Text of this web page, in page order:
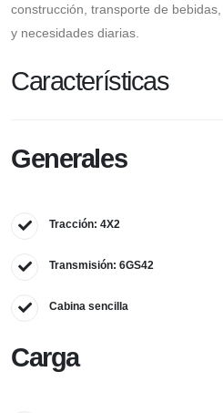
construcción, transporte de
y necesidades diarias.
Características
Generales
Tracción: 4X2
Transmisión: 6GS42
Cabina sencilla
Carga